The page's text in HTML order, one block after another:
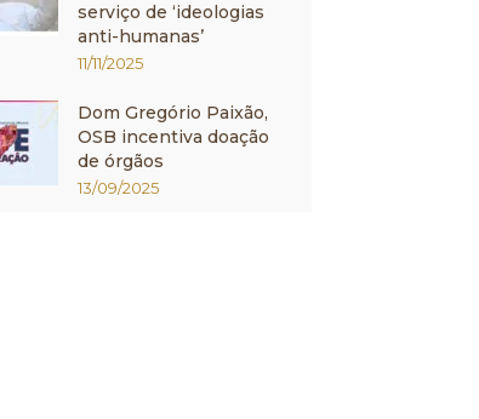
serviço de ‘ideologias
anti-humanas’
11/11/2025
Dom Gregório Paixão,
OSB incentiva doação
de órgãos
13/09/2025